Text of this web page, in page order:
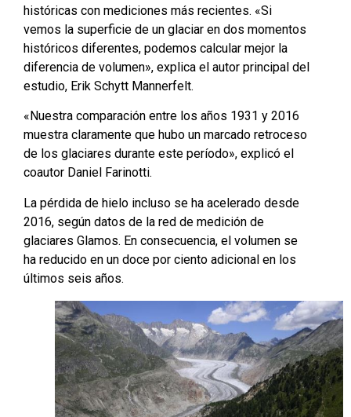
históricas con mediciones más recientes. «Si
vemos la superficie de un glaciar en dos momentos
históricos diferentes, podemos calcular mejor la
diferencia de volumen», explica el autor principal del
estudio, Erik Schytt Mannerfelt.
«Nuestra comparación entre los años 1931 y 2016
muestra claramente que hubo un marcado retroceso
de los glaciares durante este período», explicó el
coautor Daniel Farinotti.
La pérdida de hielo incluso se ha acelerado desde
2016, según datos de la red de medición de
glaciares Glamos. En consecuencia, el volumen se
ha reducido en un doce por ciento adicional en los
últimos seis años.